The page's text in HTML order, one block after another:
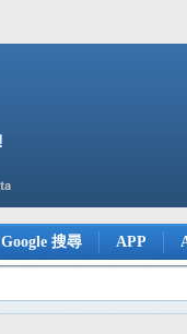
Google 搜尋 APP